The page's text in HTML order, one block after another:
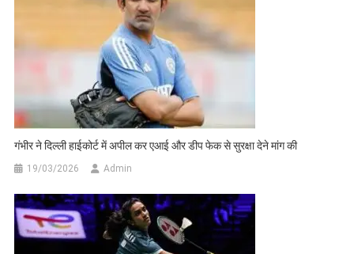
गंभीर ने दिल्ली हाईकोर्ट में अपील कर एआई और डीप फेक से सुरक्षा देने मांग की
19/03/2026 Admin